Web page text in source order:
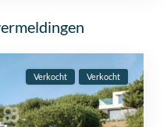
Verkocht Verkocht